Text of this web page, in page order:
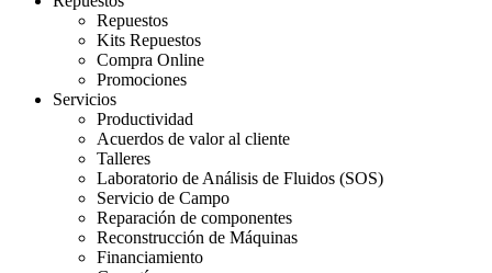
Repuestos
Kits Repuestos
Compra Online
Promociones
Servicios
Productividad
Acuerdos de valor al cliente
Talleres
Laboratorio de Análisis de Fluidos (SOS)
Servicio de Campo
Reparación de componentes
Reconstrucción de Máquinas
Financiamiento